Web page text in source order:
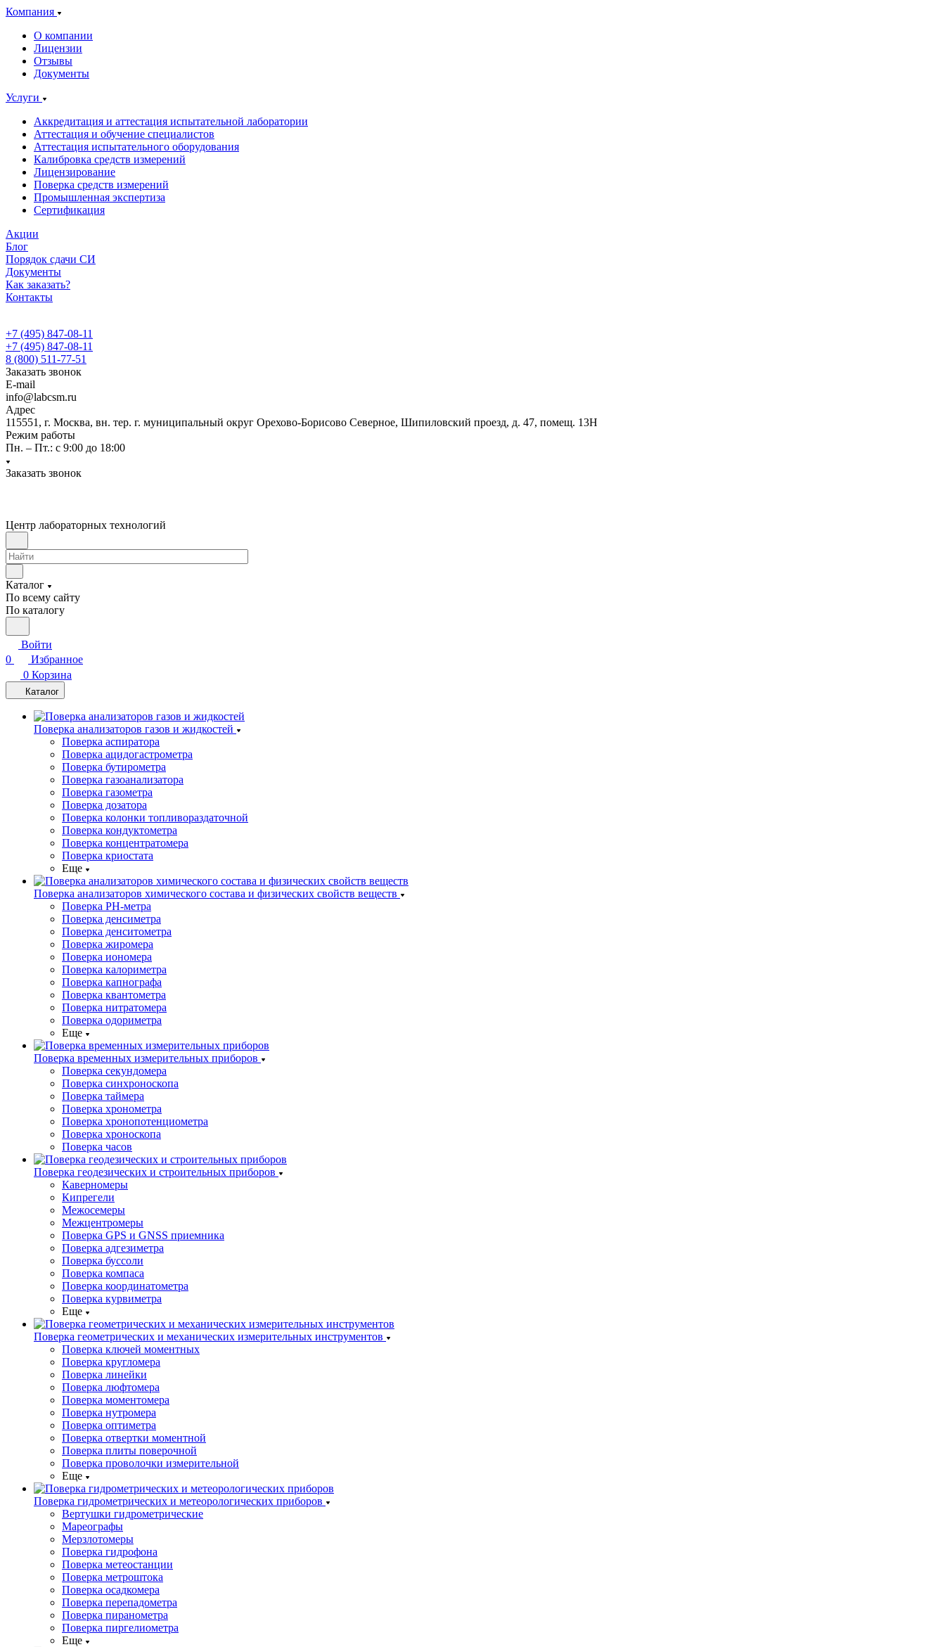
Компания
О компании
Лицензии
Отзывы
Документы
Услуги
Аккредитация и аттестация испытательной лаборатории
Аттестация и обучение специалистов
Аттестация испытательного оборудования
Калибровка средств измерений
Лицензирование
Поверка средств измерений
Промышленная экспертиза
Сертификация
Акции
Блог
Порядок сдачи СИ
Документы
Как заказать?
Контакты
+7 (495) 847-08-11
+7 (495) 847-08-11
8 (800) 511-77-51
Заказать звонок
E-mail
info@labcsm.ru
Адрес
115551, г. Москва, вн. тер. г. муниципальный округ Орехово-Борисово Северное, Шипиловский проезд, д. 47, помещ. 13Н
Режим работы
Пн. – Пт.: с 9:00 до 18:00
Заказать звонок
Центр лабораторных технологий
Каталог
По всему сайту
По каталогу
Войти
0
Избранное
0 Корзина
Каталог
Поверка анализаторов газов и жидкостей
Поверка аспиратора
Поверка ацидогастрометра
Поверка бутирометра
Поверка газоанализатора
Поверка газометра
Поверка дозатора
Поверка колонки топливораздаточной
Поверка кондуктометра
Поверка концентратомера
Поверка криостата
Еще
Поверка анализаторов химического состава и физических свойств веществ
Поверка PH-метра
Поверка денсиметра
Поверка денситометра
Поверка жиромера
Поверка иономера
Поверка калориметра
Поверка капнографа
Поверка квантометра
Поверка нитратомера
Поверка одориметра
Еще
Поверка временных измерительных приборов
Поверка секундомера
Поверка синхроноскопа
Поверка таймера
Поверка хронометра
Поверка хронопотенциометра
Поверка хроноскопа
Поверка часов
Поверка геодезических и строительных приборов
Каверномеры
Кипрегели
Межосемеры
Межцентромеры
Поверка GPS и GNSS приемника
Поверка адгезиметра
Поверка буссоли
Поверка компаса
Поверка координатометра
Поверка курвиметра
Еще
Поверка геометрических и механических измерительных инструментов
Поверка ключей моментных
Поверка кругломера
Поверка линейки
Поверка люфтомера
Поверка моментомера
Поверка нутромера
Поверка оптиметра
Поверка отвертки моментной
Поверка плиты поверочной
Поверка проволочки измерительной
Еще
Поверка гидрометрических и метеорологических приборов
Вертушки гидрометрические
Мареографы
Мерзлотомеры
Поверка гидрофона
Поверка метеостанции
Поверка метроштока
Поверка осадкомера
Поверка перепадометра
Поверка пиранометра
Поверка пиргелиометра
Еще